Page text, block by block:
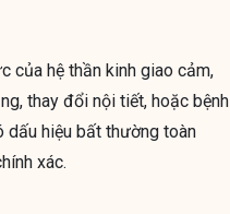
của hệ thần kinh giao cảm,
thay đổi nội tiết, hoặc bệnh
dấu hiệu bất thường toàn
xác.